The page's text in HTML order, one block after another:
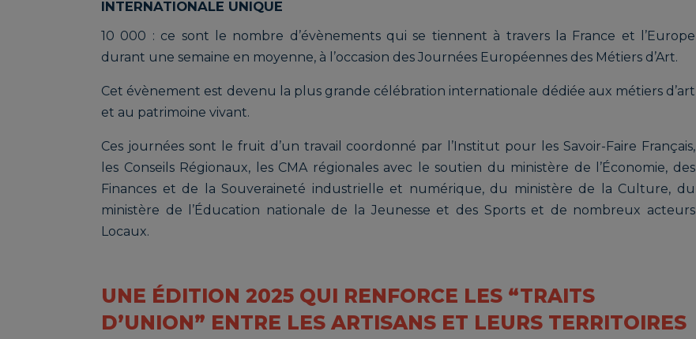
INTERNATIONALE UNIQUE
10 000 : ce sont le nombre d’évènements qui se tiennent à travers la France et l’Europe
durant une semaine en moyenne, à l’occasion des Journées Européennes des Métiers d’Art.
Cet évènement est devenu la plus grande célébration internationale dédiée aux métiers d’art
et au patrimoine vivant.
Ces journées sont le fruit d’un travail coordonné par l’Institut pour les Savoir-Faire Français,
les Conseils Régionaux, les CMA régionales avec le soutien du ministère de l’Économie, des
Finances et de la Souveraineté industrielle et numérique, du ministère de la Culture, du
ministère de l’Éducation nationale de la Jeunesse et des Sports et de nombreux acteurs
Locaux.
UNE ÉDITION 2025 QUI RENFORCE LES “TRAITS
D’UNION” ENTRE LES ARTISANS ET LEURS TERRITOIRES